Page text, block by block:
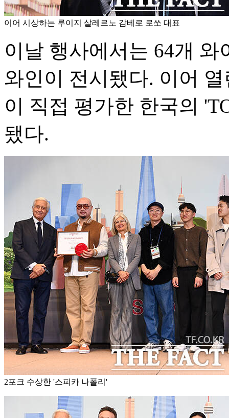
이어 시상하는 루이지 살레르노 감베로 로쏘 대표
이날 행사에서는 64개
와인이 전시됐다. 이어
이 직접 평가한 한국의
됐다.
2포크 수상한 '스피카 나폴리'